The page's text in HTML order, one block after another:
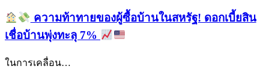
ความท้าทายของผู้ซื้อบ้านในสหรัฐ! ดอกเบี้ยสิน
เชื่อบ้านพุ่งทะลุ 7%
ในการเคลื่อน…